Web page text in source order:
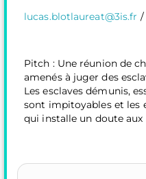
lucas.blotlaureat@3is.fr /
Pitch : Une réunion de
amenés à juger des
Les esclaves démunis,
sont impitoyables et les
qui installe un doute aux